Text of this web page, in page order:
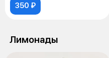
350 ₽
Лимонады